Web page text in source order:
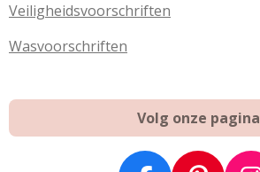
Veiligheidsvoorschriften
Wasvoorschriften
Volg onze pagina